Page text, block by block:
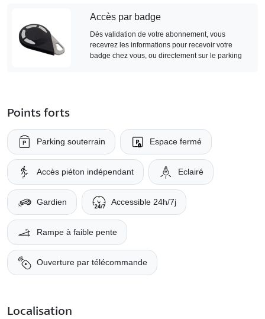
Accès par badge
Dès validation de votre abonnement, vous
recevrez les informations pour recevoir votre
badge chez vous, ou directement sur le parking
Points forts
Parking souterrain Espace fermé
Accès piéton indépendant Eclairé
Gardien Accessible 24h/7j
Rampe à faible pente
Ouverture par télécommande
Localisation